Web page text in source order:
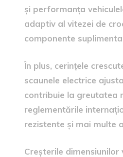
și performanța
adaptiv al vitezei de
componente
În plus, cerințele
scaunele electrice
contribuie la greutatea
reglementările
rezistente și mai multe
Creșterile